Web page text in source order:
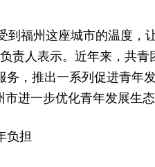
到福州这座城市的温度
责人表示。近年来，共
，推出一系列促进青年
进一步优化青年发展生
负担